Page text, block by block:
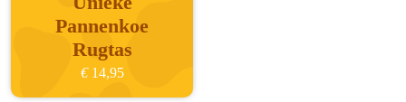
Pannenkoe
Rugtas
€14,95